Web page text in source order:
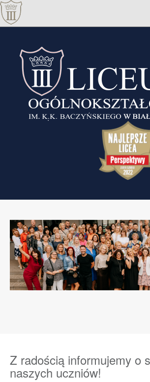
Z radością informujemy o
naszych uczniów!